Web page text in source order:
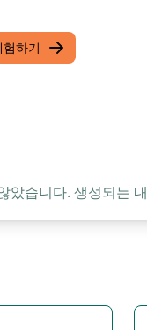
하기
았습니다. 생성되는